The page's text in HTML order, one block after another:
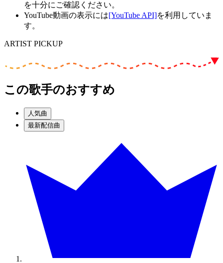
を十分にご確認ください。
YouTube動画の表示には[YouTube API]を利用していま
す。
ARTIST PICKUP
この歌手のおすすめ
人気曲
最新配信曲